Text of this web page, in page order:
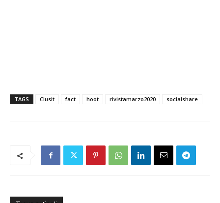
TAGS Clusit fact hoot rivistamarzo2020 socialshare